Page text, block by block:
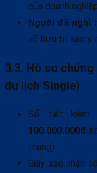
của doanh
Người đã nghỉ
sổ hưu trí sao y
3.3. Hồ sơ
du lịch Single)
Sổ tiết
100.000.000đ
tháng).
Giấy xác nhận